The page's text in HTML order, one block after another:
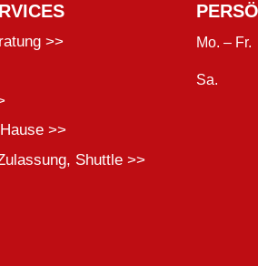
>>
>>
Shuttle >>
Mo. – Fr.
Sa.